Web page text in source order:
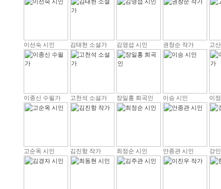
이선숙 시인 김태헌 소설가 김영섭 시인 권창순 작가 고
이종신 수필가 고천석 소설가 장일홍 희곡인 이승 시인 이
고순옥 시인 김진항 작가 최정순 시인 안종관 시인 강